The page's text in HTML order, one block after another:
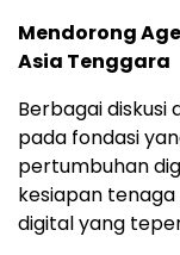
Mendorong
Asia Tenggara
Berbagai diskusi
pada fondasi
pertumbuhan
kesiapan
digital yang